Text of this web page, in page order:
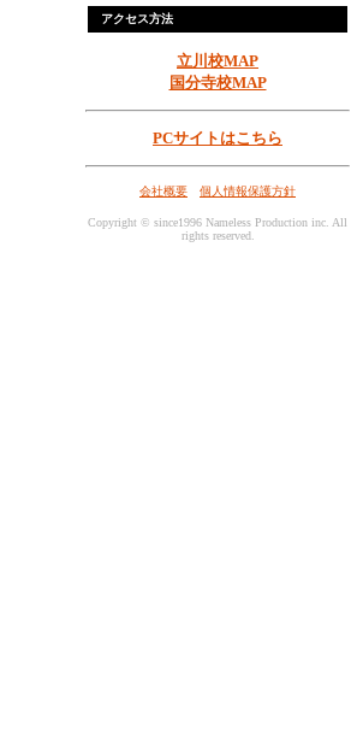
アクセス方法
立川校MAP
国分寺校MAP
PCサイトはこちら
会社概要 個人情報保護方針
Copyright © since1996 Nameless Production inc. All
rights reserved.